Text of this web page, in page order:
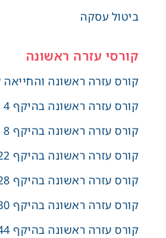
ביטול עסקה
קורסי עזרה ראשונה
קורס עזרה ראשונה והחייאה
קורס עזרה ראשונה בהיקף 4 שעות
קורס עזרה ראשונה בהיקף 8 שעות
קורס עזרה ראשונה בהיקף 22 שעות
קורס עזרה ראשונה בהיקף 28 שעות
קורס עזרה ראשונה בהיקף 30 שעות
קורס עזרה ראשונה בהיקף 44 שעות